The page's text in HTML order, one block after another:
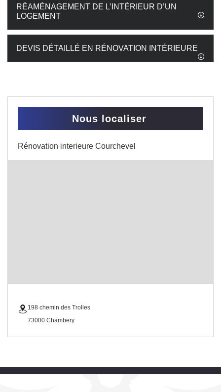
RÉAMÉNAGEMENT DE L’INTÉRIEUR D’UN
LOGEMENT
DEVIS DÉTAILLÉ EN RÉNOVATION INTÉRIEURE
Nous localiser
Rénovation interieure Courchevel
198 chemin des Trolles
73000 Chambery